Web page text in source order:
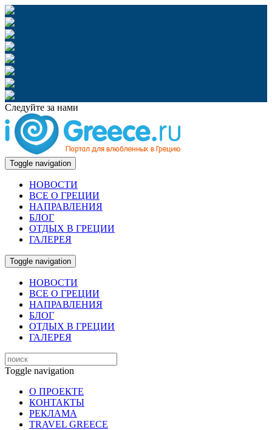
Следуйте за нами
Toggle navigation
НОВОСТИ
ВСЕ О ГРЕЦИИ
НАПРАВЛЕНИЯ
БЛОГ
ОТДЫХ В ГРЕЦИИ
ГАЛЕРЕЯ
Toggle navigation
НОВОСТИ
ВСЕ О ГРЕЦИИ
НАПРАВЛЕНИЯ
БЛОГ
ОТДЫХ В ГРЕЦИИ
ГАЛЕРЕЯ
Toggle navigation
О ПРОЕКТЕ
КОНТАКТЫ
РЕКЛАМА
TRAVEL GREECE